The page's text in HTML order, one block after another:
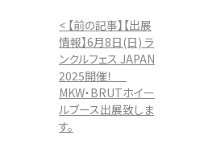
< 【前の記事】【出展
情報】6月8日(日) ラ
ンクルフェス JAPAN
2025開催！
MKW・BRUTホイー
ルブース出展致しま
す。